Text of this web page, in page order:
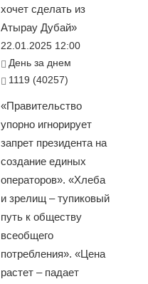
хочет сделать из
Атырау Дубай»
22.01.2025 12:00
День за днем
1119 (40257)
«Правительство
упорно игнорирует
запрет президента на
создание единых
операторов». «Хлеба
и зрелищ – тупиковый
путь к обществу
всеобщего
потребления». «Цена
растет – падает